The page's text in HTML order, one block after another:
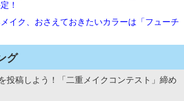
！
イク、おさえておきたいカラーは「フューチ
グ
投稿しよう！「二重メイクコンテスト」締め